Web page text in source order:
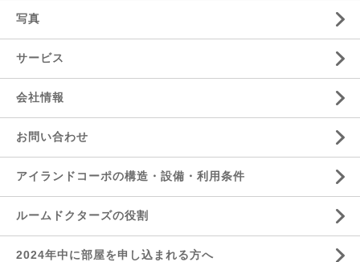
写真
サービス
会社情報
お問い合わせ
アイランドコーポの構造・設備・利用条件
ルームドクターズの役割
2024年中に部屋を申し込まれる方へ